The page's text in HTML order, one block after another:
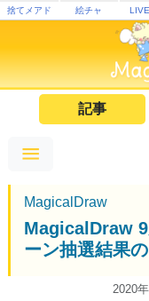
捨てメアド 絵チャ
記事
MagicalDraw
MagicalDraw
ーン抽選結果
2020